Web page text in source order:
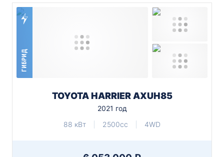
ГИБРИД
TOYOTA HARRIER AXUH85
2021 год
88 кВт
2500cc 4WD